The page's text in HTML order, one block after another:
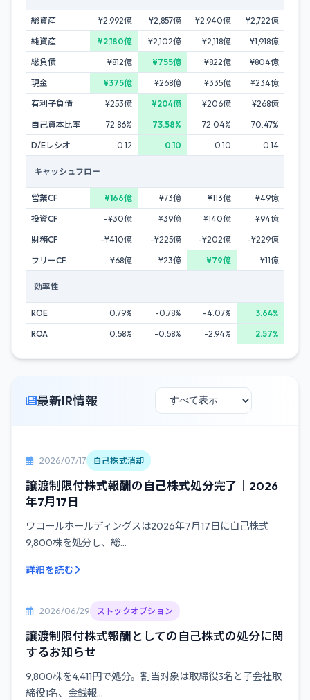
総資産 ¥2,992億 ¥2,857億 ¥2,940億
¥2,722億
純資産
¥2,180億 ¥2,102億 ¥2,118億
¥1,918億
総負債
¥812億 ¥755億 ¥822億
¥804億
現金
¥375億 ¥268億 ¥335億
¥234億
有利子負債
¥253億 ¥204億 ¥206億
¥268億
自己資本比率
72.86% 73.58% 72.04%
70.47%
D/Eレシオ
0.12 0.10 0.10 0.14
キャッシュフロー
営業CF ¥166億 ¥73億 ¥113億
¥49億
投資CF
-¥30億 ¥39億 ¥140億
¥94億
財務CF
-¥410億 -¥225億 -¥202億
-¥229億
フリーCF
¥68億 ¥23億 ¥79億 ¥11億
効率性
ROE 0.79% -0.78% -4.07%
3.64%
ROA
0.58% -0.58% -2.94% 2.57%
最新IR情報
2026/07/17 自己株式消却
譲渡制限付株式報酬の自己株式処分完了｜2026
年7月17日
ワコールホールディングスは2026年7月17日に自己株式
9,800株を処分し、総...
詳細を読む
2026/06/29 ストックオプション
譲渡制限付株式報酬としての自己株式の処分に関
するお知らせ
9,800株を4,411円で処分。割当対象は取締役3名と子会社取
締役1名、金銭報...